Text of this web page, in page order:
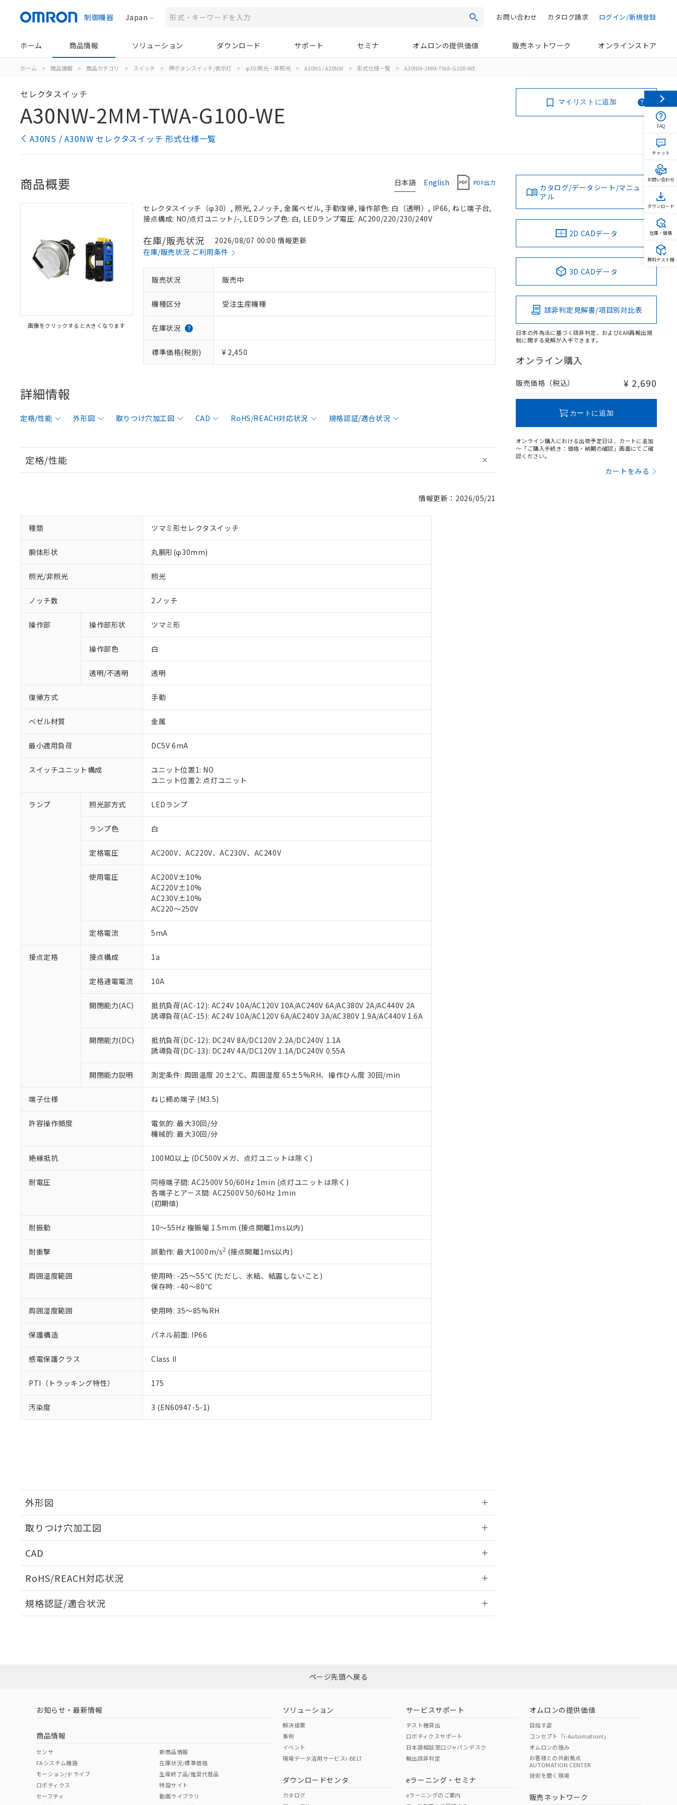
制御機器 Japan 検索 ログイン/新規登録
カタログ請求
お問い合わせ
ホーム 商品情報 ソリューション ダウンロード サポート セミナ オムロンの提供価値 販売ネットワーク オンラインストア
ホーム > 商品情報 > 商品カテゴリ > スイッチ > 押ボタンスイッチ/表示灯 > φ30:照光・非照光 > A30NS / A30NW > 形式仕様一覧 > A30NW-2MM-TWA-G100-WE
セレクタスイッチ
A30NW-2MM-TWA-G100-WE
A30NS / A30NW セレクタスイッチ 形式仕様一覧
マイリストに追加
日本語 English PDF出力
商品概要
画像をクリックすると大きくなります
セレクタスイッチ（φ30）, 照光, 2ノッチ, 金属ベゼル, 手動復帰, 操作部色: 白（透明）, IP66, ねじ端子台,
接点構成: NO/点灯ユニット/-, LEDランプ色: 白, LEDランプ電圧: AC200/220/230/240V
在庫/販売状況
2026/08/07 00:00 情報更新
在庫/販売状況 ご利用条件
販売状況 販売中
機種区分 受注生産機種
在庫状況
標準価格(税別) ¥ 2,450
詳細情報
定格/性能 外形図 取りつけ穴加工図 CAD RoHS/REACH対応状況 規格認証/適合状況
定格/性能
情報更新：2026/05/21
種類 ツマミ形セレクタスイッチ
胴体形状 丸胴形(φ30mm)
照光/非照光 照光
ノッチ数 2ノッチ
操作部 操作部形状 ツマミ形
操作部色 白
透明/不透明 透明
復帰方式 手動
ベゼル材質 金属
最小適用負荷 DC5V 6mA
スイッチユニット構成
ユニット位置1: NO
ユニット位置2: 点灯ユニット
ランプ 照光部方式 LEDランプ
ランプ色 白
定格電圧 AC200V、AC220V、AC230V、AC240V
使用電圧
AC200V±10%
AC220V±10%
AC230V±10%
AC220～250V
定格電流 5mA
接点定格 接点構成 1a
定格通電電流 10A
開閉能力(AC)
抵抗負荷(AC-12): AC24V 10A/AC120V 10A/AC240V 6A/AC380V 2A/AC440V 2A
誘導負荷(AC-15): AC24V 10A/AC120V 6A/AC240V 3A/AC380V 1.9A/AC440V 1.6A
開閉能力(DC)
抵抗負荷(DC-12): DC24V 8A/DC120V 2.2A/DC240V 1.1A
誘導負荷(DC-13): DC24V 4A/DC120V 1.1A/DC240V 0.55A
開閉能力説明 測定条件: 周囲温度 20±2℃、周囲湿度 65±5%RH、操作ひん度 30回/min
端子仕様 ねじ締め端子 (M3.5)
許容操作頻度
電気的: 最大30回/分
機械的: 最大30回/分
絶縁抵抗 100MΩ以上 (DC500Vメガ、点灯ユニットは除く)
耐電圧
同極端子間: AC2500V 50/60Hz 1min (点灯ユニットは除く)
各端子とアース間: AC2500V 50/60Hz 1min
(初期値)
耐振動 10～55Hz 複振幅 1.5mm (接点開離1ms以内)
耐衝撃 誤動作: 最大1000m/s2 (接点開離1ms以内)
周囲温度範囲
使用時: -25～55℃ (ただし、氷結、結露しないこと)
保存時: -40～80℃
周囲湿度範囲 使用時: 35～85%RH
保護構造 パネル前面: IP66
感電保護クラス Class II
PTI（トラッキング特性） 175
汚染度 3 (EN60947-5-1)
外形図
取りつけ穴加工図
CAD
RoHS/REACH対応状況
EU RoHS 注意事項・凡例
ダウンロードはこちら
中国 RoHS 注意事項・凡例
中国 RoHS表
Pb Hg Cr(VI)
規格認証/適合状況
カタログ/データシート/マニュ
アル
2D CADデータ
3D CADデータ
該非判定見解書/項目別対比表
日本の外為法に基づく該非判定、およびEAR再輸出規
制に関する見解が入手できます。
オンライン購入
販売価格（税込） ¥ 2,690
カートに追加
オンライン購入における出荷予定日は、カートに追加
～「ご購入手続き：価格・納期の確認」画面にてご確
認ください。
カートをみる
ご利用条件
以下の条件をお読みいただき、同意のうえご利用ください。
正式な納期状況および標準価格はお客様のお取引先、またはお客様担当のオムロン制御機器販売店・
当社販売員にご相談ください。
オムロン制御機器販売店や当社販売拠点は「販売ネットワーク
」をご確認ください。
在庫状況および標準価格結果を当社の事前の承諾なく第三者に漏洩または開示しないようお願いしま
す。
マイパーツ機能（部品リスト作成サービス）をご利用いただくには、I-Webメンバーズにご登録され
ている必要があります。
が、当社の製品・サービスに関するお客様との取引・商談に必要な範囲で利用することをご了承くだ
さい。
※当社の共同利用者とは、
いる法人を指します。
対応予定：EU RoHS指令（10物質）の非含有に対応した製品に切り替える予定のある商品です。
対応予定なし：EU RoHS指令（10物質）の非含有に非対応の商品で、対応品を出す予定はありません。
調査・確認中：EU RoHS指令（10物質）の非含有の対応状況を調査中または確認中の商品です。
非該当品：ライセンス料など無形物で、有害物質有無と関係のない商品です。
仕入先様の事情により、非含有部品としていたものが、含有品と判明した場合などやむを得ず変更すること
があります。
*EU RoHS指令（10物質）：
六価クロム(Cr(Ⅵ)) 1000ppm以下、ポリ臭化ビフェニル類(PBB) 1000ppm以下、ポリ臭化ジフェニルエーテル類(PBDE) 1000ppm以下、
但し、RoHS指令で産業用監視および制御機器に対する適用除外項目は除く。
フタル酸エステル類の４物質については閾値を超える意図的な使用がないことを確認しています。
※2 対応予定月
部品在庫の切り替え状況などにより、予定月が前後することがあります。
※3 非含有証明書ダウンロード
EU RoHS指令（10物質）の非含有証明書
51物質の非含有証明書（当社基準）
※本証明書は発行日時点で非含有を証明するもので、過去に遡って非含有を証明するものではありません。
また、RoHS指令のフタル酸エステル類４物質の対応では、対応完了までの期間は出荷製品に未対応品が
混在することから備考欄に対応日を記載しておりました。
既に当社にて対応品への在庫切替を完了していることから、特段のことがない限り、2022年1月12日よ
※1 中国RoHS○×表
「×」：最大均質材料含有率が中国RoHSの基準値を超えていることを示します。
「－」：未確認です。当社販売部門へお問い合わせください。
Pb(鉛) :1000ppm、 Hg(水銀) : 1000ppm、 Cd(カドミウム) : 100ppm、
DBP(フタル酸ジブチル) : 1000ppm、 DIBP(フタル酸ジイソブチル) : 1000ppm、 BBP(フタル酸ブチルベンジル) : 1000ppm、
※2 環境保護使用期限
「ｅ」：有害物質（10物質）のすべてが基準値以下であることを示します。
「10」：通常の使用状況下において有害物質が外部に漏えいし、環境に深刻な影響を及ぼさない年数を意
味します。
「－」：未確認です。当社販売部門へお問い合わせください。
う）を輸出または国外への提供する場合は、日本国政府の輸出許可(または役務取引許可)を取得する
置等に一切使用いたしません。
当社は、貴社製品を第三者に販売する場合は、上記1、2および3の内容を当該第三者に通知します。
また当社は、販売先および販売に係わる関係者が違法に輸出するおそれがある場合は、取り引きをい
たしません。
記
説明
△ 一定数には満たないが在庫あり
－
在庫なし(最新の在庫状況については、お客様のお取引先、またはお客様担当のオムロン制御
機器販売店・当社販売員にご確認ください)
空
白
受注生産機種、また在庫状況の情報を公開していない機種
ページ先頭へ戻る
お知らせ・最新情報
商品情報
センサ
FAシステム機器
モーション/ドライブ
ロボティクス
セーフティ
新商品情報
在庫状況/標準価格
生産終了品/推奨代替品
特設サイト
動画ライブラリ
ソリューション
解決提案
事例
イベント
現場データ活用サービスi-BELT
ダウンロードセンタ
カタログ
サービスサポート
テスト機貸出
ロボティクスサポート
日本語相談窓口ジャパンデスク
輸出該非判定
eラーニング・セミナ
eラーニングのご案内
オムロンの提供価値
目指す姿
コンセプト「i-Automation!」
オムロンの強み
お客様との共創拠点
AUTOMATION CENTER
技術を磨く現場
販売ネットワーク
FAQ
チャット
お問い合わせ
ダウンロード
在庫・価格
無料テスト機